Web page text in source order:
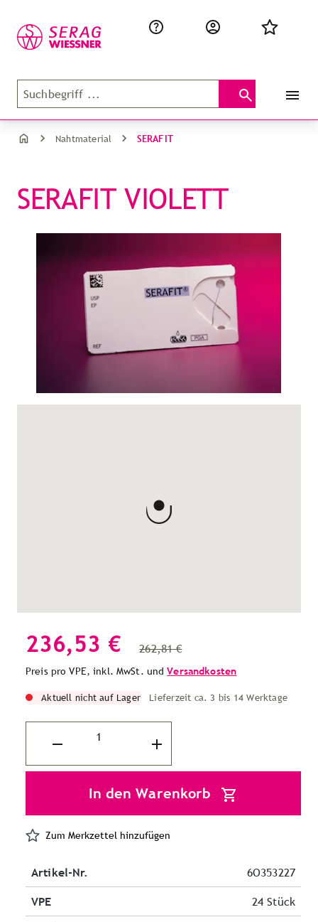
Nahtmaterial SERAFIT
SERAFIT VIOLETT
236,53 € 262,81 €
Preis pro VPE, inkl. MwSt. undVersandkosten
Aktuell nicht auf Lager Lieferzeit ca. 3 bis 14 Werktage
In den Warenkorb
Zum Merkzettel hinzufügen
Artikel-Nr. 6O353227
VPE 24 Stück